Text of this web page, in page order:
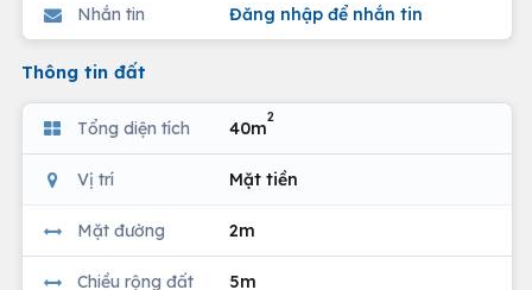
Nhắn tin Đăng nhập để nhắn tin
Thông tin đất
Tổng diện tích 40m
2
Vị trí Mặt tiền
Mặt đường 2m
Chiều rộng đất 5m